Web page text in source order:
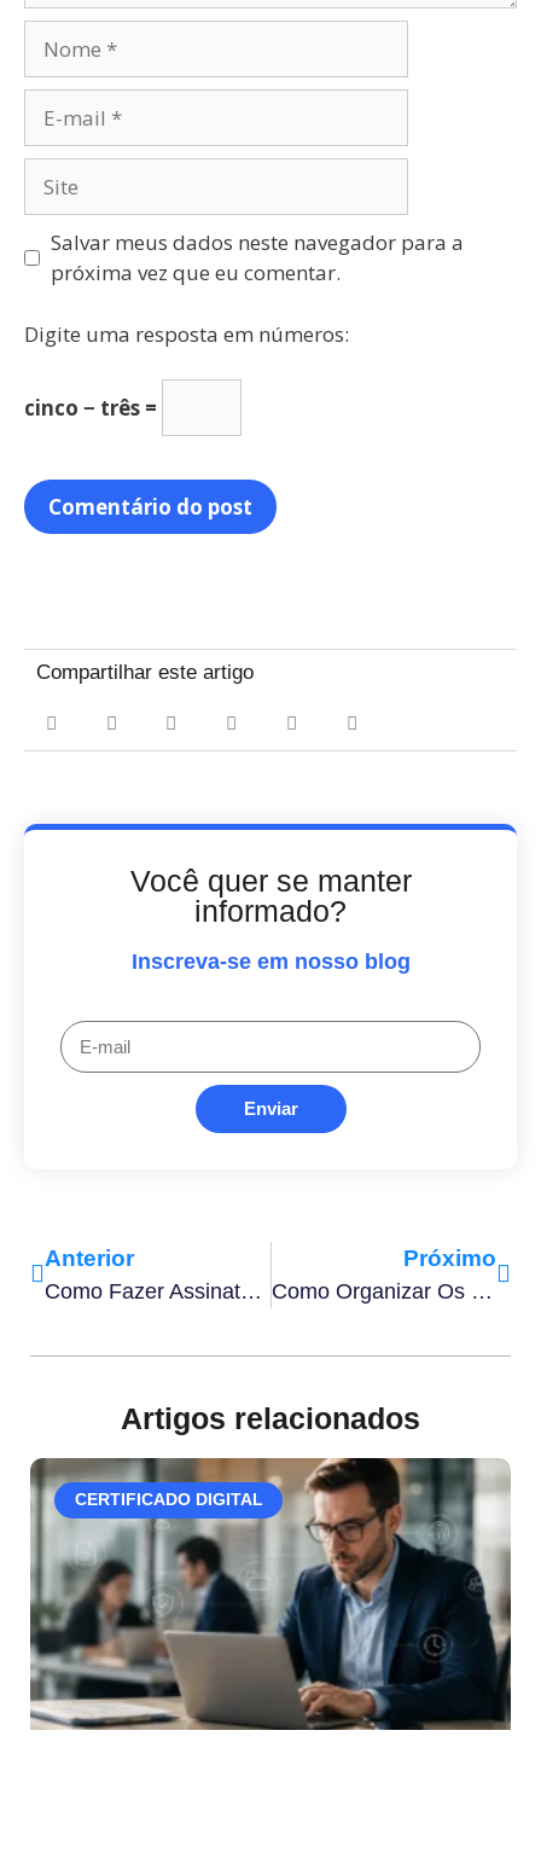
Salvar meus dados neste navegador para a
próxima vez que eu comentar.
Digite uma resposta em números:
cinco − três =
Compartilhar este artigo
Você quer se manter
informado?
Inscreva-se em nosso blog
Enviar
Anterior
Como Fazer Assinatura Digital Em Cartório Em 6 Passos
Próximo
Como Organizar Os Documentos Da Sua Empresa Em 12 Dicas
Artigos relacionados
CERTIFICADO DIGITAL